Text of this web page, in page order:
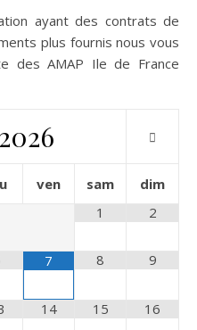
ayant des contrats de
plus fournis nous vous
des AMAP Ile de France
2026
ven sam
dim
1
2
7 8 9
14 15 16